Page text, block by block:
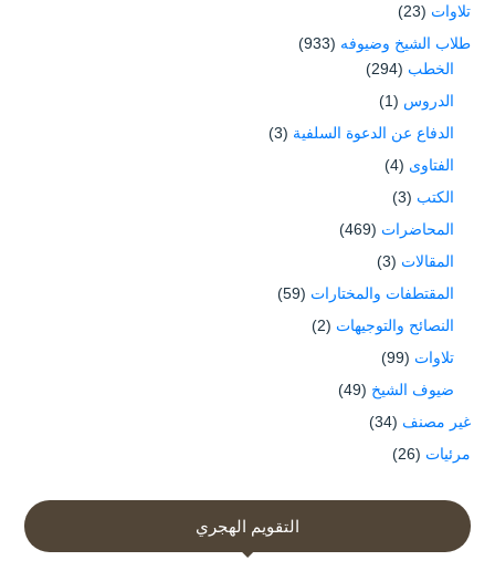
تلاوات (23)
طلاب الشيخ وضيوفه (933)
الخطب (294)
الدروس (1)
الدفاع عن الدعوة السلفية (3)
الفتاوى (4)
الكتب (3)
المحاضرات (469)
المقالات (3)
المقتطفات والمختارات (59)
النصائح والتوجيهات (2)
تلاوات (99)
ضيوف الشيخ (49)
غير مصنف (34)
مرئيات (26)
التقويم الهجري